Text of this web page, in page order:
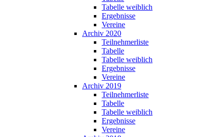
Tabelle weiblich
Ergebnisse
Vereine
Archiv 2020
Teilnehmerliste
Tabelle
Tabelle weiblich
Ergebnisse
Vereine
Archiv 2019
Teilnehmerliste
Tabelle
Tabelle weiblich
Ergebnisse
Vereine